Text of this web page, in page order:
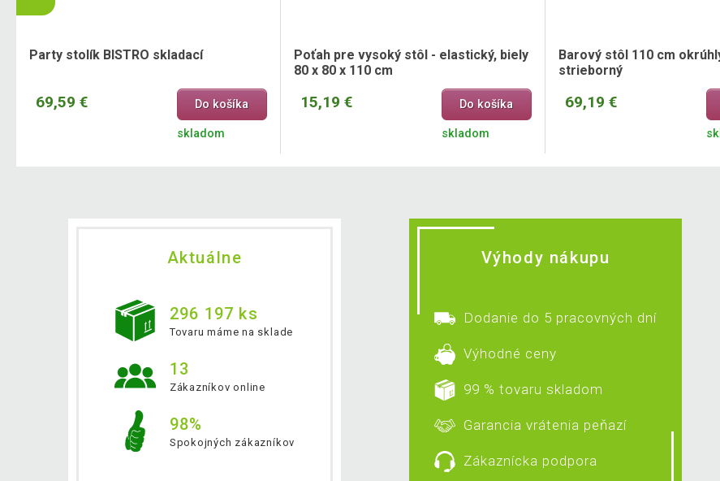
Party stolík BISTRO skladací
69,59 € Do košíka
skladom
Poťah pre vysoký stôl - elastický, biely
80 x 80 x 110 cm
15,19 € Do košíka
skladom
Barový stôl 110 cm
strieborný
69,19 €
Aktuálne
296 197 ks
Tovaru máme na sklade
13
Zákazníkov online
98%
Spokojných zákazníkov
Výhody nákupu
Dodanie do 5 pracovných dní
Výhodné ceny
99 % tovaru skladom
Garancia vrátenia peňazí
Zákaznícka podpora